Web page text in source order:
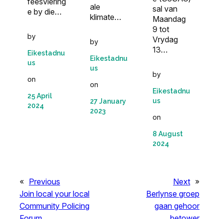
e by die…
by
Eikestadnu
us
on
25 April
2024
ale
klimate…
by
Eikestadnu
us
on
27 January
2023
sal van
Maandag
9 tot
Vrydag
13…
by
Eikestadnu
us
on
8 August
2024
« Previous
Join local your local
Community Policing
Next »
Berlynse groep
gaan gehoor